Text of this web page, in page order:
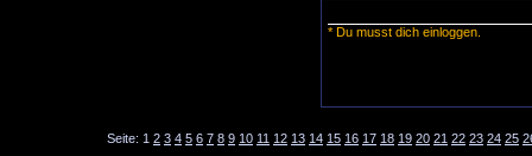
* Du musst dich einloggen.
Seite: 1 2 3 4 5 6 7 8 9 10 11 12 13 14 15 16 17 18 19 20 21 22 23 24 25